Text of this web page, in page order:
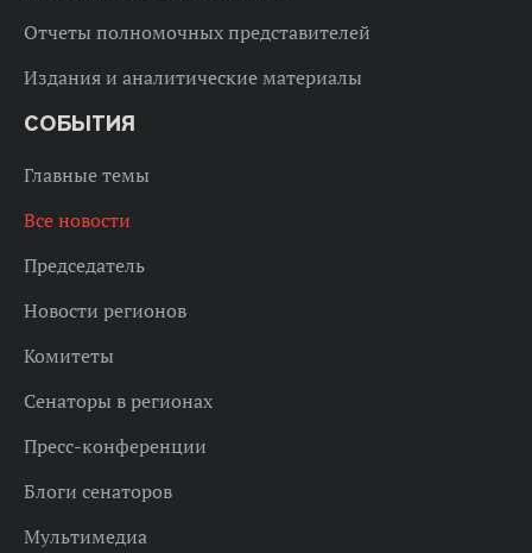
Отчеты полномочных представителей
Издания и аналитические материалы
СОБЫТИЯ
Главные темы
Все новости
Председатель
Новости регионов
Комитеты
Сенаторы в регионах
Пресс-конференции
Блоги сенаторов
Мультимедиа